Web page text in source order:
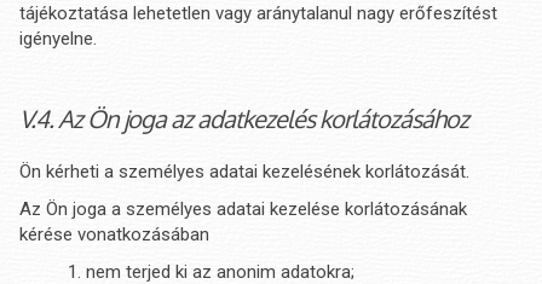
tájékoztatása lehetetlen vagy aránytalanul nagy erőfeszítést
igényelne.
V.4. Az Ön joga az adatkezelés korlátozásához
Ön kérheti a személyes adatai kezelésének korlátozását.
Az Ön joga a személyes adatai kezelése korlátozásának
kérése vonatkozásában
nem terjed ki az anonim adatokra;